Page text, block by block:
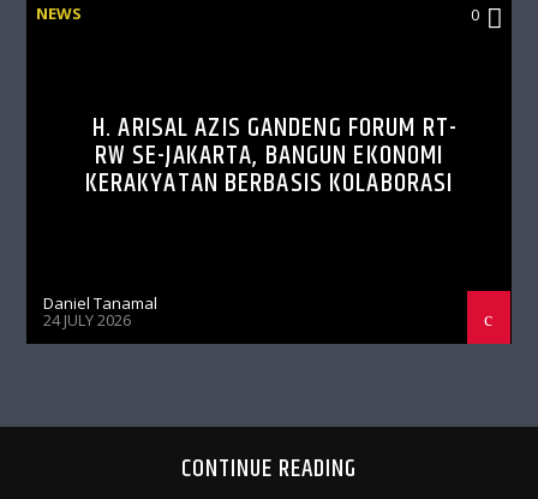
NEWS 0
H. ARISAL AZIS GANDENG FORUM RT-
RW SE-JAKARTA, BANGUN EKONOMI
KERAKYATAN BERBASIS KOLABORASI
Daniel Tanamal
24 JULY 2026
CONTINUE READING